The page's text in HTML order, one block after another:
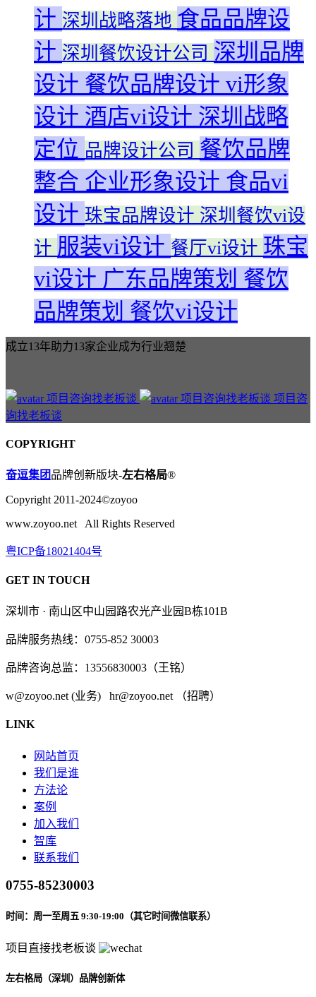
计 深圳战略落地 食品品牌设
计 深圳餐饮设计公司 深圳品牌
设计 餐饮品牌设计 vi形象
设计 酒店vi设计 深圳战略
定位 品牌设计公司 餐饮品牌
整合 企业形象设计 食品vi
设计 珠宝品牌设计 深圳餐饮vi设
计 服装vi设计 餐厅vi设计 珠宝
vi设计 广东品牌策划 餐饮
品牌策划 餐饮vi设计
成立13年助力13家企业成为行业翘楚
项目咨
询找老板谈
COPYRIGHT
奋逗集团品牌创新版块-左右格局®
Copyright 2011-2024©zoyoo
www.zoyoo.net All Rights Reserved
粤ICP备18021404号
GET IN TOUCH
深圳市 · 南山区中山园路农光产业园B栋101B
品牌服务热线：0755-852 30003
品牌咨询总监：13556830003（王铭）
w@zoyoo.net (业务) hr@zoyoo.net （招聘）
LINK
网站首页
我们是谁
方法论
案例
加入我们
智库
联系我们
0755-85230003
时间：周一至周五 9:30-19:00（其它时间微信联系）
项目直接找老板谈
左右格局（深圳）品牌创新体